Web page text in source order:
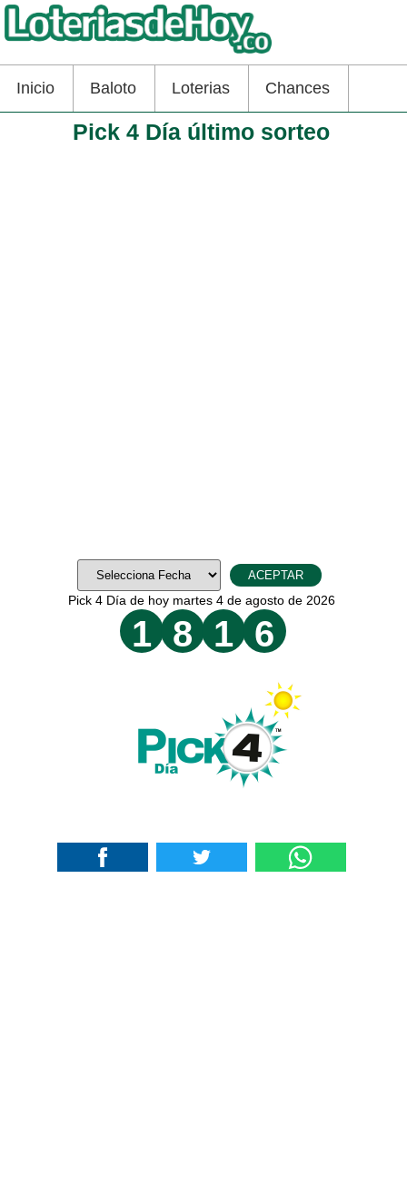
Inicio Baloto Loterias Chances
Pick 4 Día último sorteo
Pick 4 Día de hoy martes 4 de agosto de 2026
1 8 1 6